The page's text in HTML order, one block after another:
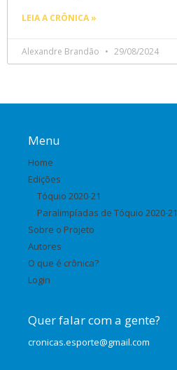
LEIA A CRÔNICA »
Alexandre Brandão 29/08/2024
Menu
Home
Edições
Tóquio 2020-21
Paralimpíadas de Tóquio 2020-21
Sobre o Projeto
Autores
O que é crônica?
Login
Quer falar com a gente?
cronicas.esporte@gmail.com